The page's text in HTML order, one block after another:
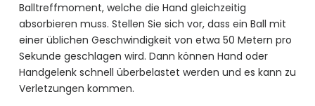
Balltreffmoment, welche die Hand gleichzeitig
absorbieren muss. Stellen Sie sich vor, dass ein Ball mit
einer üblichen Geschwindigkeit von etwa 50 Metern pro
Sekunde geschlagen wird. Dann können Hand oder
Handgelenk schnell überbelastet werden und es kann zu
Verletzungen kommen.